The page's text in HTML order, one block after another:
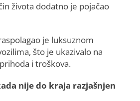
života dodatno je pojačao
je luksuznom
što je ukazivalo na
i troškova.
nije do kraja razjašnjen